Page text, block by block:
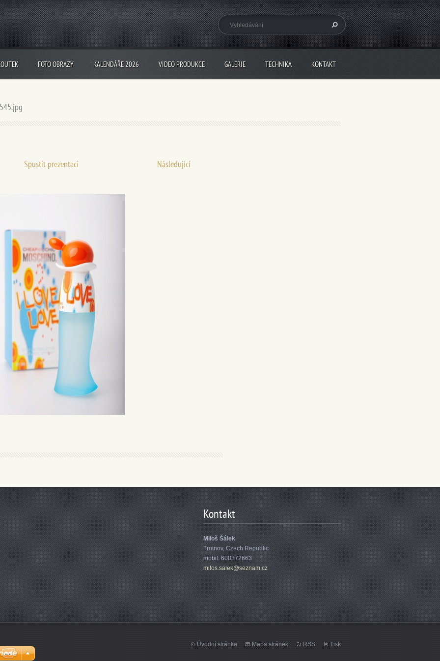
FOTO OBRAZY KALENDÁŘE 2026 VIDEO PRODUKCE GALERIE TECHNIKA KONTAKT
Spustit prezentaci Následující
Kontakt
Miloš Šálek
Trutnov, Czech Republic
mobil: 608372663
milos.salek@seznam.cz
Úvodní stránka Mapa stránek RSS Tisk